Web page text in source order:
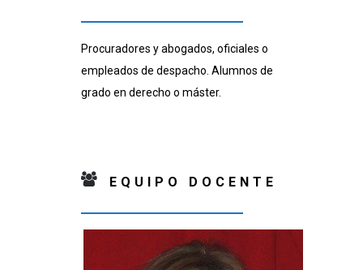
Procuradores y abogados, oficiales o
empleados de despacho. Alumnos de
grado en derecho o máster.
EQUIPO DOCENTE